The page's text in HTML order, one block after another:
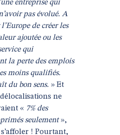
entreprise qui
pas évolué. A
de créer les
ajoutée ou les
qui
la perte des emplois
moins qualifiés.
du bon sens. » Et
ne
« 7% des
seulement»,
! Pourtant,